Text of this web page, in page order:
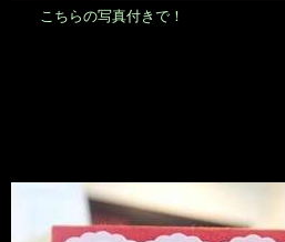
こちらの写真付きで！